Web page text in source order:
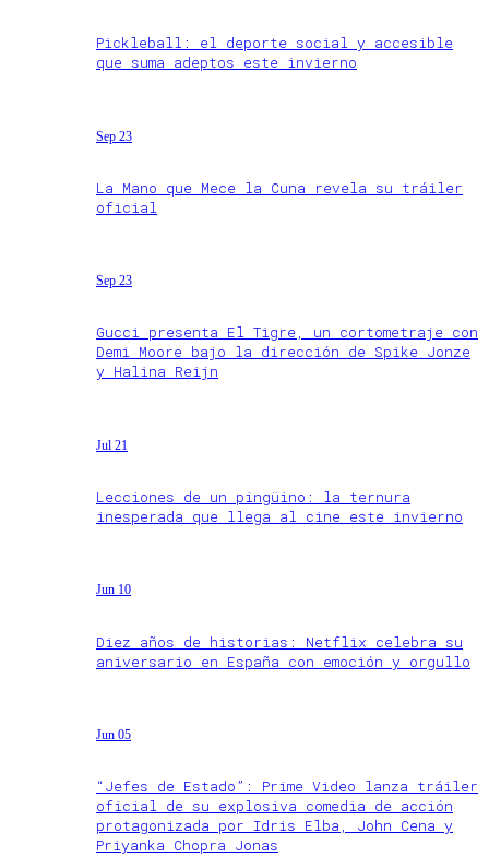
Pickleball: el deporte social y accesible
que suma adeptos este invierno
Sep 23
La Mano que Mece la Cuna revela su tráiler
oficial
Sep 23
Gucci presenta El Tigre, un cortometraje con
Demi Moore bajo la dirección de Spike Jonze
y Halina Reijn
Jul 21
Lecciones de un pingüino: la ternura
inesperada que llega al cine este invierno
Jun 10
Diez años de historias: Netflix celebra su
aniversario en España con emoción y orgullo
Jun 05
“Jefes de Estado”: Prime Video lanza tráiler
oficial de su explosiva comedia de acción
protagonizada por Idris Elba, John Cena y
Priyanka Chopra Jonas